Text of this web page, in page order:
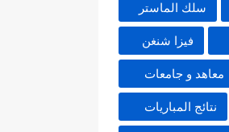
سلك الماستر
فيزا شنغن
معاهد و جامعات
نتائج المباريات